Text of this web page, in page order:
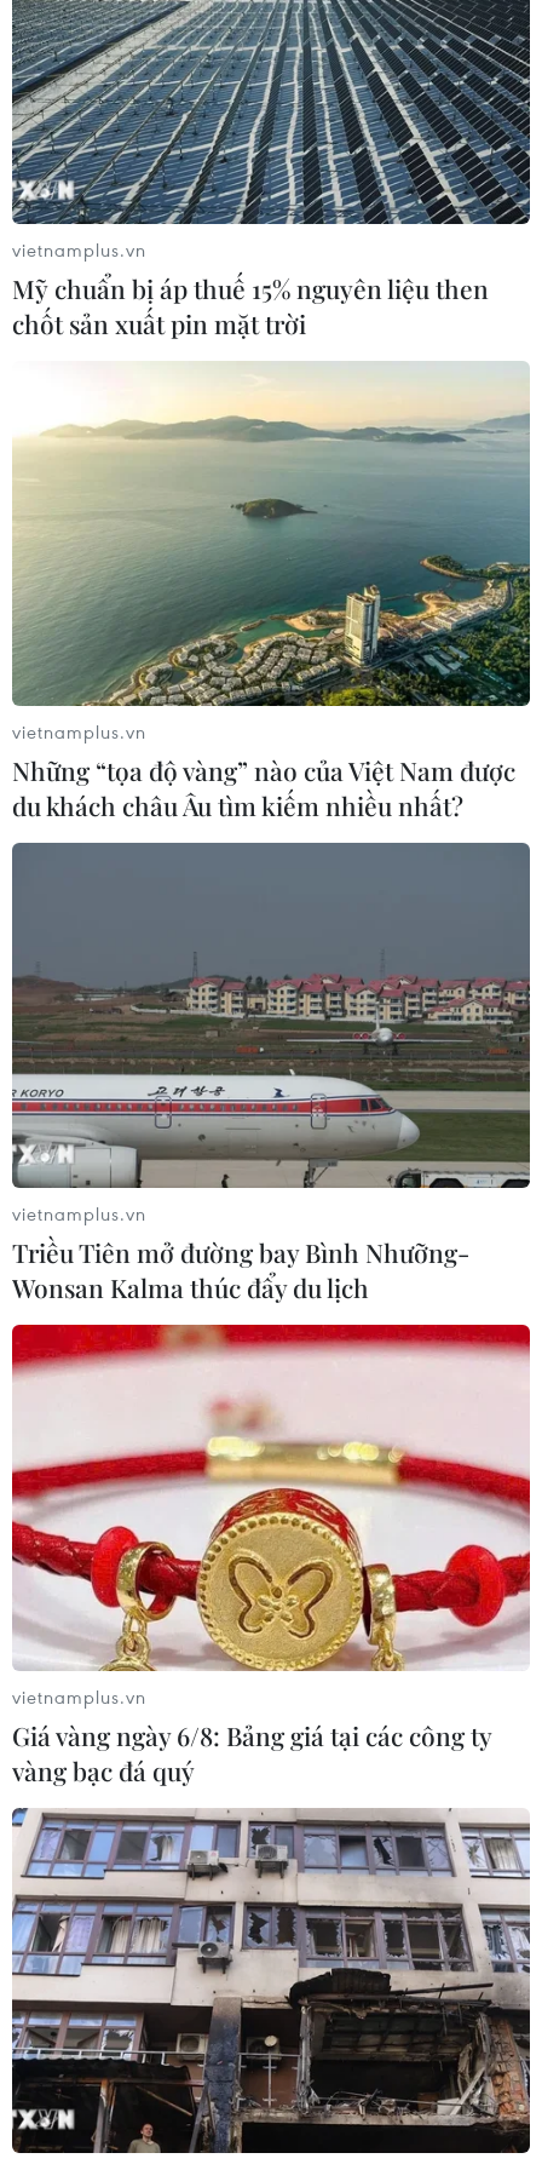
TIN CÙNG CHUYÊN MỤC
vietnamplus.vn
Mỹ chuẩn bị áp thuế 15% nguyên liệu then
chốt sản xuất pin mặt trời
vietnamplus.vn
Những “tọa độ vàng” nào của Việt Nam được
du khách châu Âu tìm kiếm nhiều nhất?
vietnamplus.vn
Triều Tiên mở đường bay Bình Nhưỡng-
Wonsan Kalma thúc đẩy du lịch
vietnamplus.vn
Giá vàng ngày 6/8: Bảng giá tại các công ty
vàng bạc đá quý